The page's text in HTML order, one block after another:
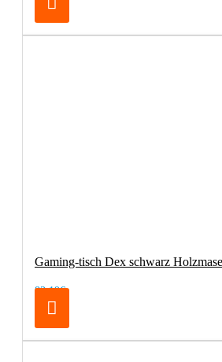
Gaming-tisch Dex schwarz
83,19€